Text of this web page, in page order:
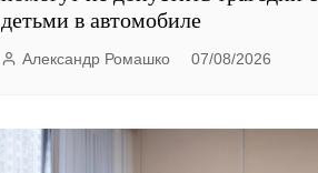
детьми в автомобиле
Александр Ромашко 07/08/2026